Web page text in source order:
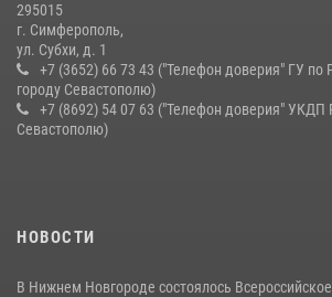
295015
г. Симферополь,
ул. Субхи, д. 1
+7 (3652) 66 73 43 ("Телефон доверия" ГУ по
городу Севастополю)
+7 (8692) 54 07 63 ("Телефон доверия" УКДП
Севастополю)
НОВОСТИ
В Нижнем Новгороде состоялось